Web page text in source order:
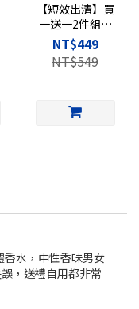
【短效出清】買
一送一2件組🔥
JO SONG 2.0｜氨
基酸平衡洗面乳
125ml（效期剩
NT$449
NT$549